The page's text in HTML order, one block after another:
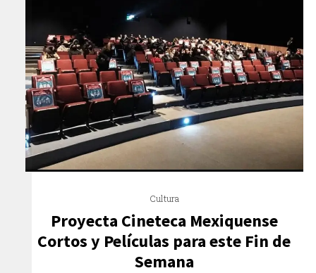
Cultura
Proyecta Cineteca Mexiquense
Cortos y Películas para este Fin de
Semana